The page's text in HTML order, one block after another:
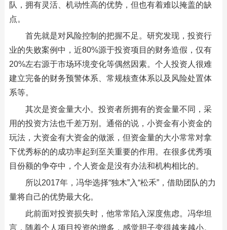
队，拥有灵活、机动性高的优势，但也有着难以掩盖的缺
点。
首先就是对风险控制的把握不足。研究发现，投资行
业的失败案例中，近80%源于投资项目的财务造假，仅有
20%左右源于市场环境变化等偶然因素。个人投资人很难
建立完备的财务预警体系、常规核查体系以及风险处置体
系等。
其次是资金量大小。投资者所拥有的资金量不同，采
用的投资方法也千差万别。通俗的说，小资金有小资金的
玩法，大资金有大资金的做派，但资金量的大小常常对拿
下优秀标的的成功率起到至关重要的作用。在很多优秀项
目份额的争夺中，个人资金是没有办法和机构相比的。
所以2017年，冯华选择“独木”入“松禾”，借助团队的力
量将自己的优势最大化。
此前面对投资损失时，他常常陷入深度焦虑。冯华坦
言，随着个人项目投资的增多，感觉胆子变得越来越小。